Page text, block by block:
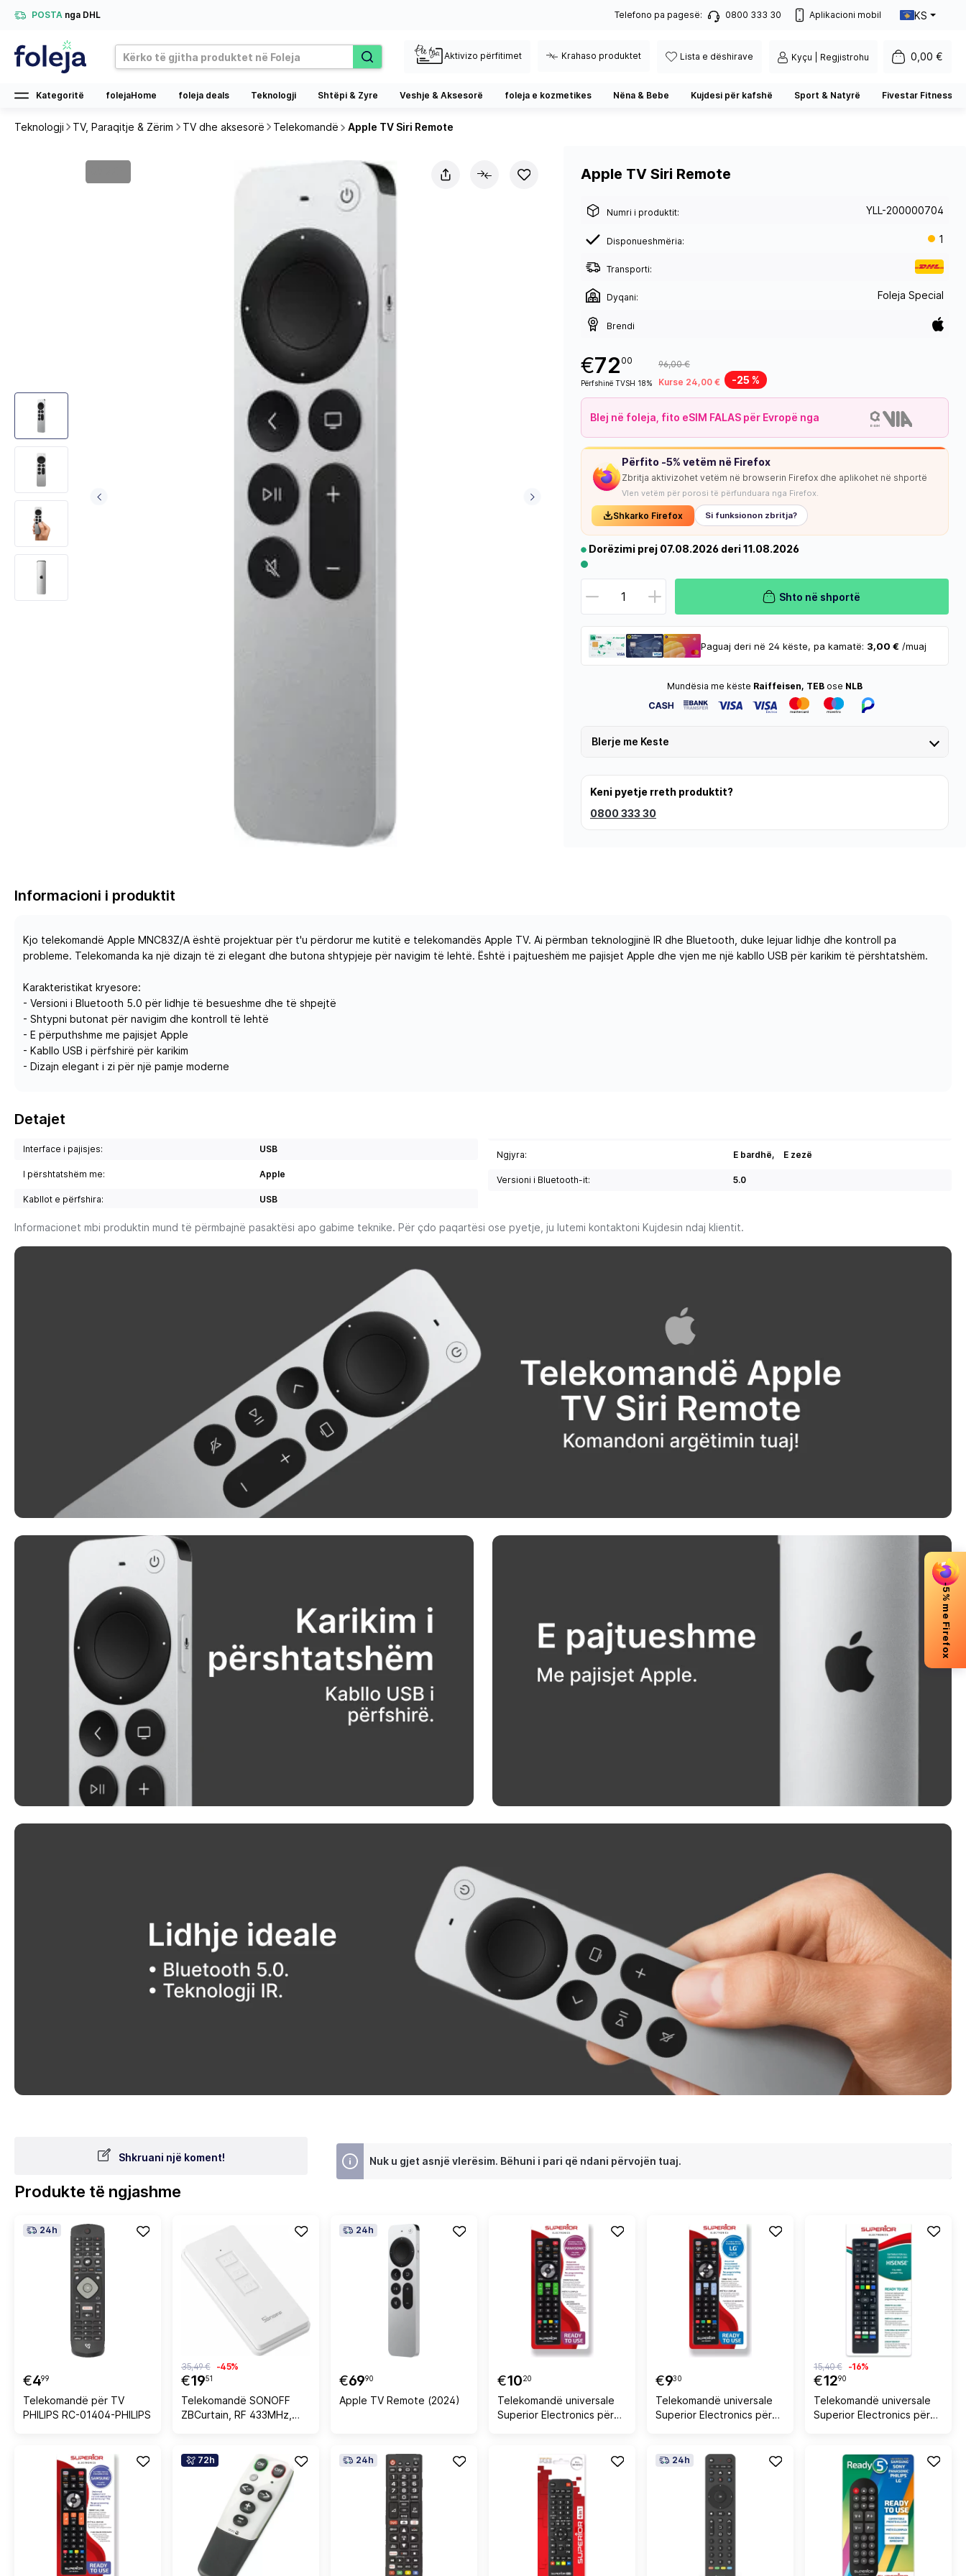
POSTA nga DHL Telefono pa pagesë: 0800 333 30 Aplikacioni mobil KS
Aktivizo përfitimet Krahaso produktet Lista e dëshirave Kyçu | Regjistrohu 0,00 €
Kategoritë folejaHome foleja deals Teknologji Shtëpi & Zyre Veshje & Aksesorë foleja e kozmetikes Nëna & Bebe Kujdesi për kafshë Sport & Natyrë Fivestar Fitness
Teknologji TV, Paraqitje & Zërim TV dhe aksesorë Telekomandë Apple TV Siri Remote
Apple TV Siri Remote
Numri i produktit: YLL-200000704
Disponueshmëria: 1
Transporti:
Dyqani: Foleja Special
Brendi
€72 00
Përfshinë TVSH 18%
96,00 €
Kurse 24,00 €
-25 %
Blej në foleja, fito eSIM FALAS për Evropë nga
Përfito -5% vetëm në Firefox
Zbritja aktivizohet vetëm në browserin Firefox dhe aplikohet në shportë
Vlen vetëm për porosi të përfunduara nga Firefox.
Shkarko Firefox Si funksionon zbritja?
Dorëzimi prej 07.08.2026 deri 11.08.2026
Shto në shportë
Paguaj deri në 24 këste, pa kamatë: 3,00 € /muaj
-5% me Firefox
Mundësia me këste Raiffeisen, TEB ose NLB
Blerje me Keste
Keni pyetje rreth produktit?
0800 333 30
Informacioni i produktit
Kjo telekomandë Apple MNC83Z/A është projektuar për t'u përdorur me kutitë e telekomandës Apple TV. Ai përmban teknologjinë IR dhe Bluetooth, duke lejuar lidhje dhe kontroll pa
probleme. Telekomanda ka një dizajn të zi elegant dhe butona shtypjeje për navigim të lehtë. Është i pajtueshëm me pajisjet Apple dhe vjen me një kabllo USB për karikim të përshtatshëm.
Karakteristikat kryesore:
- Versioni i Bluetooth 5.0 për lidhje të besueshme dhe të shpejtë
- Shtypni butonat për navigim dhe kontroll të lehtë
- E përputhshme me pajisjet Apple
- Kabllo USB i përfshirë për karikim
- Dizajn elegant i zi për një pamje moderne
Detajet
Interface i pajisjes: USB
I përshtatshëm me: Apple
Kabllot e përfshira: USB
Ngjyra: E bardhë, E zezë
Versioni i Bluetooth-it: 5.0
Informacionet mbi produktin mund të përmbajnë pasaktësi apo gabime teknike. Për çdo paqartësi ose pyetje, ju lutemi kontaktoni Kujdesin ndaj klientit.
Shkruani një koment! Nuk u gjet asnjë vlerësim. Bëhuni i pari që ndani përvojën tuaj.
Produkte të ngjashme
24h
€499
Telekomandë për TV
PHILIPS RC-01404-PHILIPS
€1951
35,49 € -45%
Telekomandë SONOFF
ZBCurtain, RF 433MHz,
24h
€6990
Apple TV Remote (2024)
€1020
Telekomandë universale
Superior Electronics për
€930
Telekomandë universale
Superior Electronics për
€1290
15,40 € -16%
Telekomandë universale
Superior Electronics për
72h 24h 24h